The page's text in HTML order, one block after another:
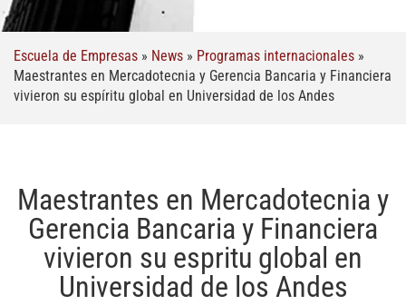
Escuela de Empresas » News » Programas internacionales »
Maestrantes en Mercadotecnia y Gerencia Bancaria y Financiera
vivieron su espíritu global en Universidad de los Andes
Maestrantes en Mercadotecnia y
Gerencia Bancaria y Financiera
vivieron su espritu global en
Universidad de los Andes